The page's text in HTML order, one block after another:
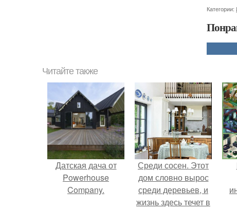
Категории:
Читайте также
Датская дача от
Powerhouse
Company.
Среди сосен. Этот
дом словно вырос
среди деревьев, и
жизнь здесь течет в